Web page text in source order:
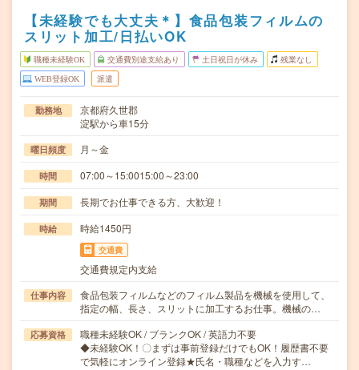
【未経験でも大丈夫＊】食品包装フィルムの
スリット加工/日払いOK
職種未経験OK 交通費別途支給あり 土日祝日が休み 残業なし
WEB登録OK 派遣
勤務地
京都府久世郡
淀駅から車15分
曜日頻度 月～金
時間 07:00～15:0015:00～23:00
期間 長期でお仕事できる方、大歓迎！
時給 時給1450円
交通費
交通費規定内支給
仕事内容
食品包装フィルムなどのフィルム製品を機械を使用して、
指定の幅、長さ、スリットに加工するお仕事。機械の…
応募資格
職種未経験OK / ブランクOK / 英語力不要
◆未経験OK！〇まずは事前登録だけでもOK！履歴書不要
で気軽にオンライン登録★氏名・職種などを入力す…